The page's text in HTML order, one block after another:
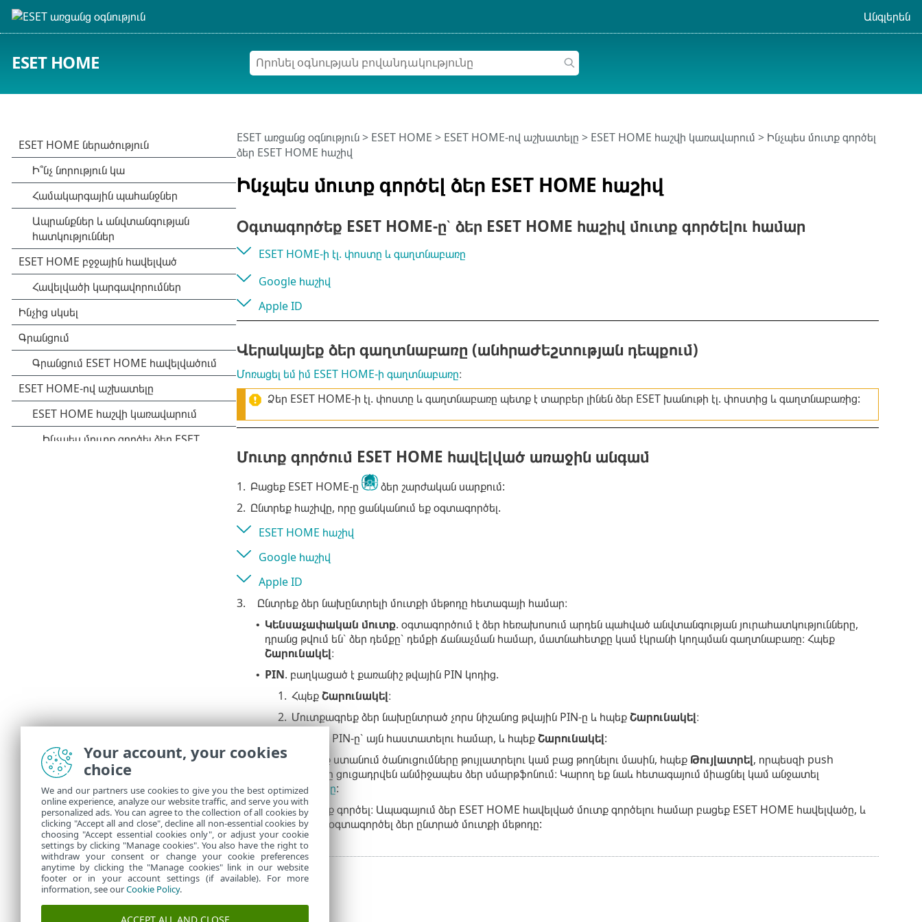
Անգլերեն
ESET HOME
Ինչպես մուտք գործել ձեր ESET HOME հաշիվ
ESET առցանց օգնություն> ESET HOME > ESET HOME-ով աշխատելը > ESET HOME հաշվի կառավարում > Ինչպես մուտք գործել
ձեր ESET HOME հաշիվ
Օգտագործեք ESET HOME-ը՝ ձեր ESET HOME հաշիվ մուտք գործելու համար
ESET HOME-ի էլ. փոստը և գաղտնաբառը
Google հաշիվ
Apple ID
Վերակայեք ձեր գաղտնաբառը (անհրաժեշտության դեպքում)
Մոռացել եմ իմ ESET HOME-ի գաղտնաբառը։
Ձեր ESET HOME-ի էլ. փոստը և գաղտնաբառը պետք է տարբեր լինեն ձեր ESET խանութի էլ. փոստից և գաղտնաբառից:
Մուտք գործում ESET HOME հավելված առաջին անգամ
1. Բացեք ESET HOME-ը
ձեր շարժական սարքում:
2. Ընտրեք հաշիվը, որը ցանկանում եք օգտագործել.
ESET HOME հաշիվ
Google հաշիվ
Apple ID
3.
Ընտրեք ձեր նախընտրելի մուտքի մեթոդը հետագայի համար։
• Կենսաչափական մուտք. օգտագործում է ձեր հեռախոսում արդեն պահված անվտանգության յուրահատկությունները,
դրանց թվում են՝ ձեր դեմքը՝ դեմքի ճանաչման համար, մատնահետքը կամ էկրանի կողպման գաղտնաբառը։ Հպեք
Շարունակել։
• PIN. բաղկացած է քառանիշ թվային PIN կոդից.
1. ՀպեքՇարունակել։
2. Մուտքագրեք ձեր նախընտրած չորս նիշանոց թվային PIN-ը և հպեքՇարունակել։
Կրկնեք PIN-ը՝ այն հաստատելու համար, և հպեքՇարունակել:
4.
Եթե հուշում եք ստանում ծանուցումները թույլատրելու կամ բաց թողնելու մասին, հպեք Թույլատրել, որպեսզի push
ծանուցումները ցուցադրվեն անմիջապես ձեր սմարթֆոնում։ Կարող եք նաև հետագայում միացնել կամ անջատել
Ծանուցումները:
Այժմ դուք մուտք եք գործել։ Ապագայում ձեր ESET HOME հավելված մուտք գործելու համար բացեք ESET HOME հավելվածը, և
ձեզ կառաջարկվի օգտագործել ձեր ընտրած մուտքի մեթոդը:
Your account, your cookies
choice
We and our partners use cookies to give you the best optimized
online experience, analyze our website traffic, and serve you with
personalized ads. You can agree to the collection of all cookies by
clicking "Accept all and close", decline all non-essential cookies by
choosing "Accept essential cookies only", or adjust your cookie
settings by clicking "Manage cookies". You also have the right to
withdraw your consent or change your cookie preferences
anytime by clicking the "Manage cookies" link in our website
footer or in your account settings (if available). For more
information, see ourCookie Policy.